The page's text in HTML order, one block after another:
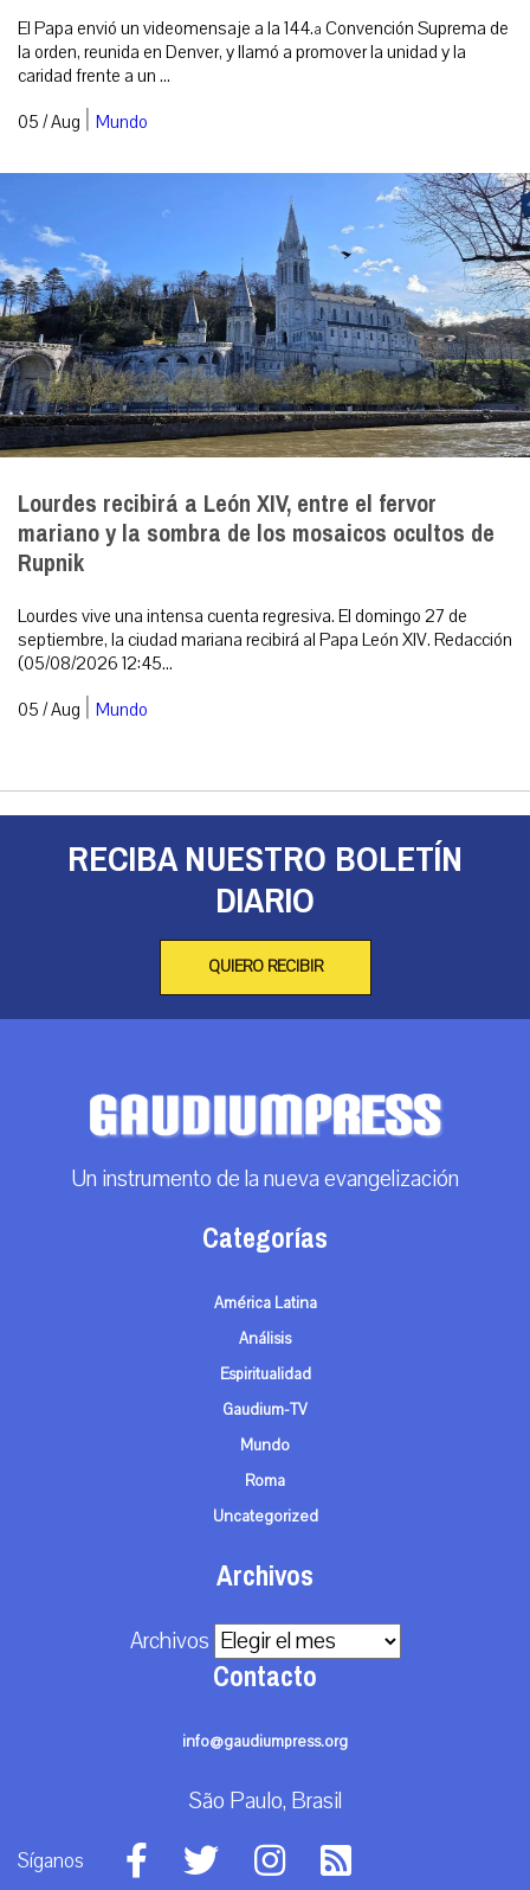
El Papa envió un videomensaje a la 144.ª Convención Suprema de
la orden, reunida en Denver, y llamó a promover la unidad y la
caridad frente a un ...
05 / Aug | Mundo
Lourdes recibirá a León XIV, entre el fervor
mariano y la sombra de los mosaicos ocultos de
Rupnik
Lourdes vive una intensa cuenta regresiva. El domingo 27 de
septiembre, la ciudad mariana recibirá al Papa León XIV. Redacción
(05/08/2026 12:45...
05 / Aug | Mundo
RECIBA NUESTRO BOLETÍN
DIARIO
QUIERO RECIBIR
Un instrumento de la nueva evangelización
Categorías
América Latina
Análisis
Espiritualidad
Gaudium-TV
Mundo
Roma
Uncategorized
Archivos
Archivos
Contacto
info@gaudiumpress.org
São Paulo, Brasil
Síganos